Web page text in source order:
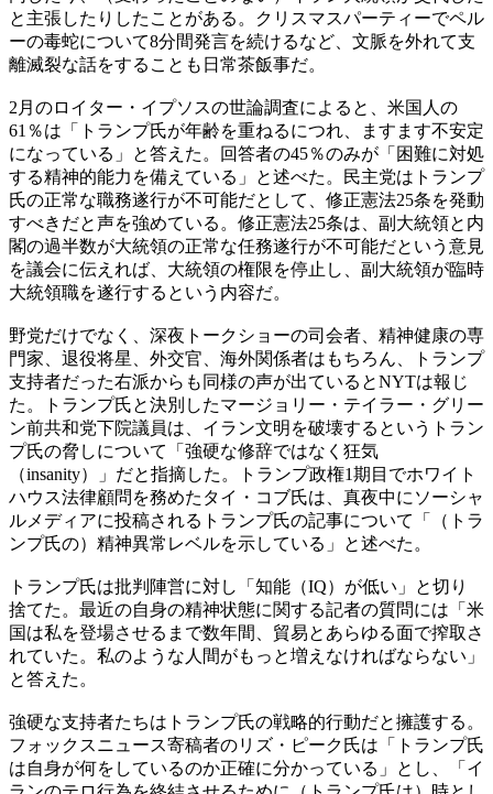
と主張したりしたことがある。クリスマスパーティーでペル
ーの毒蛇について8分間発言を続けるなど、文脈を外れて支
離滅裂な話をすることも日常茶飯事だ。
2月のロイター・イプソスの世論調査によると、米国人の
61％は「トランプ氏が年齢を重ねるにつれ、ますます不安定
になっている」と答えた。回答者の45％のみが「困難に対処
する精神的能力を備えている」と述べた。民主党はトランプ
氏の正常な職務遂行が不可能だとして、修正憲法25条を発動
すべきだと声を強めている。修正憲法25条は、副大統領と内
閣の過半数が大統領の正常な任務遂行が不可能だという意見
を議会に伝えれば、大統領の権限を停止し、副大統領が臨時
大統領職を遂行するという内容だ。
野党だけでなく、深夜トークショーの司会者、精神健康の専
門家、退役将星、外交官、海外関係者はもちろん、トランプ
支持者だった右派からも同様の声が出ているとNYTは報じ
た。トランプ氏と決別したマージョリー・テイラー・グリー
ン前共和党下院議員は、イラン文明を破壊するというトラン
プ氏の脅しについて「強硬な修辞ではなく狂気
（insanity）」だと指摘した。トランプ政権1期目でホワイト
ハウス法律顧問を務めたタイ・コブ氏は、真夜中にソーシャ
ルメディアに投稿されるトランプ氏の記事について「（トラ
ンプ氏の）精神異常レベルを示している」と述べた。
トランプ氏は批判陣営に対し「知能（IQ）が低い」と切り
捨てた。最近の自身の精神状態に関する記者の質問には「米
国は私を登場させるまで数年間、貿易とあらゆる面で搾取さ
れていた。私のような人間がもっと増えなければならない」
と答えた。
強硬な支持者たちはトランプ氏の戦略的行動だと擁護する。
フォックスニュース寄稿者のリズ・ピーク氏は「トランプ氏
は自身が何をしているのか正確に分かっている」とし、「イ